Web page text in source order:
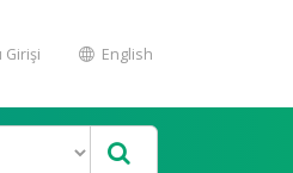
Girişi English